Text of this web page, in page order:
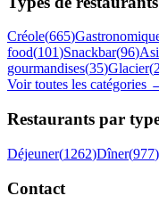
Créole(665)
food(101)Snackbar(96)
gourmandises(35)Glacier(
Voir toutes les catégories
Restaurants par
Déjeuner(1262)Dîner(977)
Contact